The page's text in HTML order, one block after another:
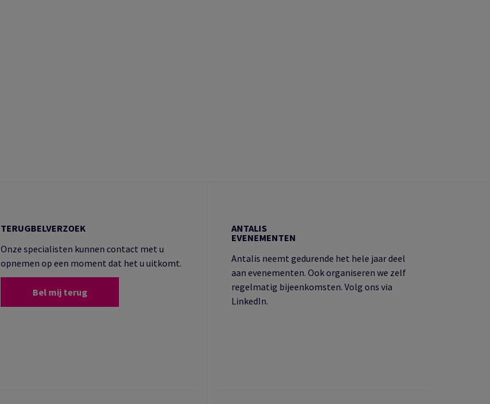
TERUGBELVERZOEK
Onze specialisten kunnen contact met u
opnemen op een moment dat het u uitkomt.
Bel mij terug
ANTALIS
EVENEMENTEN
Antalis neemt gedurende het hele jaar deel
aan evenementen. Ook organiseren we zelf
regelmatig bijeenkomsten. Volg ons via
LinkedIn.